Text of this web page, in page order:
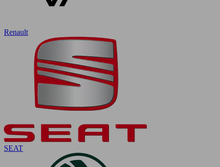
Renault
SEAT